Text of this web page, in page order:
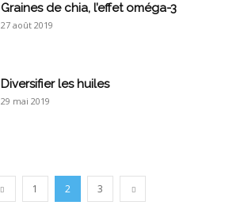
Graines de chia, l’effet oméga-3
27 août 2019
Diversifier les huiles
29 mai 2019
1 2 3